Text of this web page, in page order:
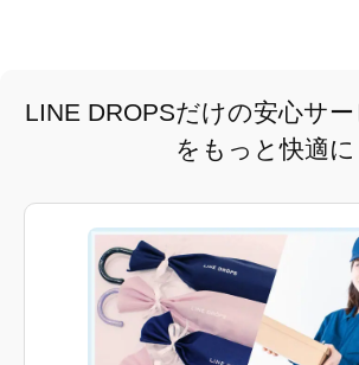
LINE DROPSだけの安心サ
をもっと快適に